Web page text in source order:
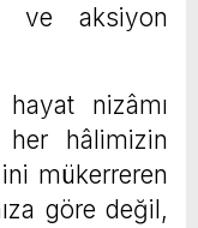
ve aksiyon
nizâmı
hâlimizin
mükerreren
göre değil,